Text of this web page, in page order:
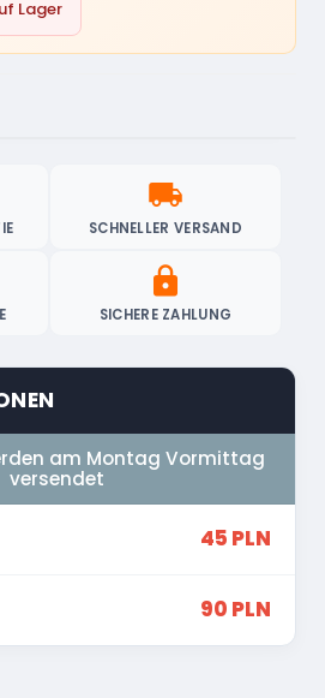
Lager
local_shipping
SCHNELLER VERSAND
lock
SICHERE ZAHLUNG
am Montag Vormittag
versendet
45 PLN
90 PLN